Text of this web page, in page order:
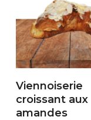
Lire La Suite
Viennoiserie
croissant aux
amandes